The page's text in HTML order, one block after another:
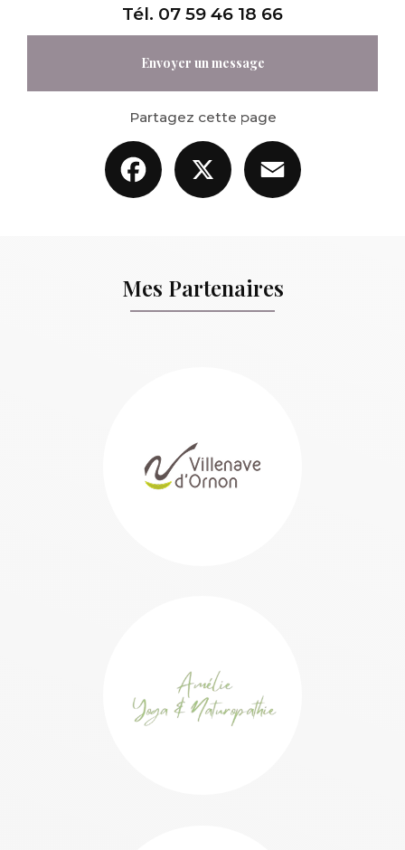
Tél. 07 59 46 18 66
Envoyer un message
Partagez cette page
Facebook
Mes Partenaires